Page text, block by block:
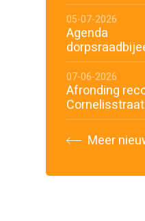
05-07-2026
Agenda
07-06-2026
Afronding
Cornelisstraat
Meer